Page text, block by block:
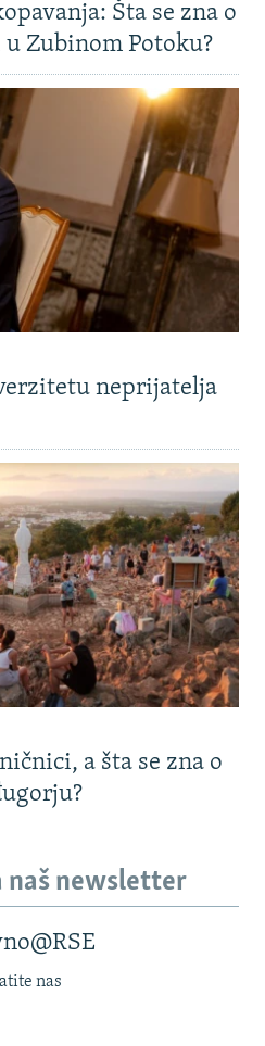
Šta se zna o
Zubinom Potoku?
neprijatelja
a šta se zna o
naš newsletter
nas